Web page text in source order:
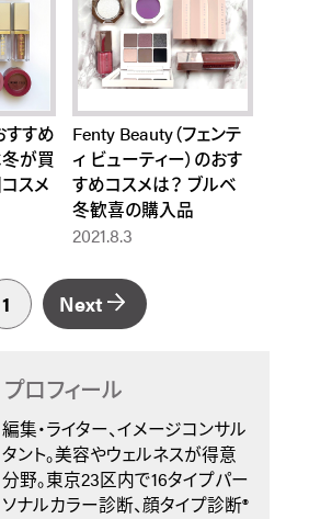
すめ
が買
スメ
Fenty Beauty（フェンテ
ィ ビューティー）のおす
すめコスメは？ ブルベ
冬歓喜の購入品
2021.8.3
1 Next
プロフィール
編集・ライター、イメージコンサル
タント。美容やウェルネスが得意
分野。東京23区内で16タイプパー
ソナルカラー診断、顔タイプ診断®︎